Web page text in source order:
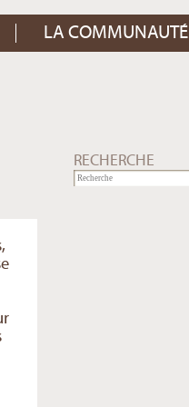
LA COMMUNAUTÉ
RECHERCHE